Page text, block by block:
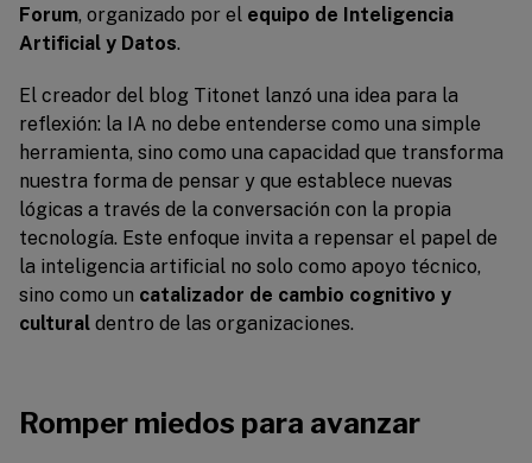
Forum, organizado por el equipo de Inteligencia
Artificial y Datos.
El creador del blog Titonet lanzó una idea para la
reflexión: la IA no debe entenderse como una simple
herramienta, sino como una capacidad que transforma
nuestra forma de pensar y que establece nuevas
lógicas a través de la conversación con la propia
tecnología. Este enfoque invita a repensar el papel de
la inteligencia artificial no solo como apoyo técnico,
sino como un catalizador de cambio cognitivo y
cultural dentro de las organizaciones.
Romper miedos para avanzar